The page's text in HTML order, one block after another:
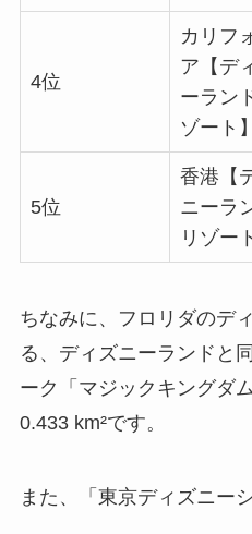
4位
カリフ
ア【デ
ーラン
ゾート】
5位
香港【
ニーラ
リゾー
ちなみに、フロリダのデ
る、ディズニーランドと
ーク「マジックキングダ
0.433 km²です。
また、「東京ディズニー